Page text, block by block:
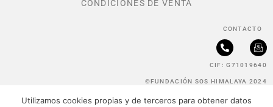
CONDICIONES DE VENTA
CONTACTO
P
h
o
n
e
a
I
c
o
n
-
CIF: G71019640
©FUNDACIÓN SOS HIMALAYA 2024
Utilizamos cookies propias y de terceros para obtener datos